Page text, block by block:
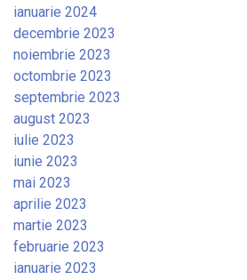
ianuarie 2024
decembrie 2023
noiembrie 2023
octombrie 2023
septembrie 2023
august 2023
iulie 2023
iunie 2023
mai 2023
aprilie 2023
martie 2023
februarie 2023
ianuarie 2023